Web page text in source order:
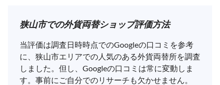
狭山市での外貨両替ショップ評価方法
当評価は調査日時時点でのGoogleの口コミを参考
に、狭山市エリアでの人気のある外貨両替所を調査
しました。但し、Googleの口コミは常に変動しま
す。事前にご自分でのリサーチも欠かせません。